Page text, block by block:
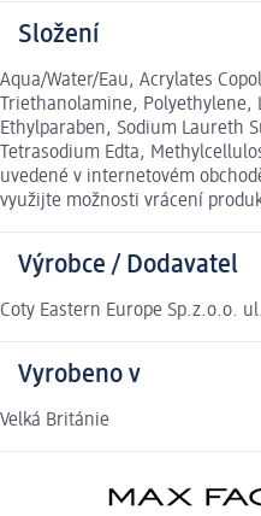
Složení
Aqua/Water/Eau, Acrylates
Triethanolamine, Polyethylene,
Ethylparaben, Sodium Laureth
Tetrasodium Edta,
uvedené v internetovém
využijte možnosti vrácení
Výrobce / Dodavatel
Coty Eastern Europe Sp.z.o.o.
Vyrobeno v
Velká Británie